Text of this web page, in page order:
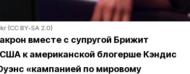
(CC BY-SA 2.0)
вместе с супругой Брижит
к американской блогерше Кэндис
«кампанией по мировому